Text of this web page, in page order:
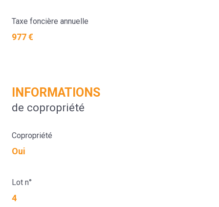
Taxe foncière annuelle
977 €
INFORMATIONS
de copropriété
Copropriété
Oui
Lot n°
4